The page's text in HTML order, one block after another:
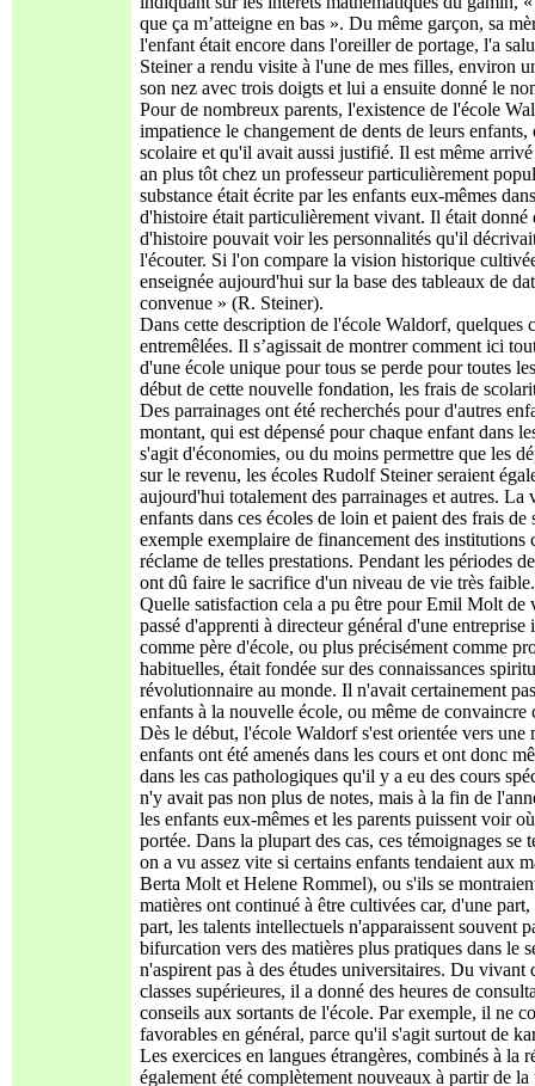
que ça m’atteigne en bas ». Du même garçon, sa
l'enfant était encore dans l'oreiller de portage, l'a
Steiner a rendu visite à l'une de mes filles, environ
son nez avec trois doigts et lui a ensuite donné le
Pour de nombreux parents, l'existence de l'école
impatience le changement de dents de leurs
scolaire et qu'il avait aussi justifié. Il est même
an plus tôt chez un professeur particulièrement
substance était écrite par les enfants eux-mêmes
d'histoire était particulièrement vivant. Il était
d'histoire pouvait voir les personnalités qu'il
l'écouter. Si l'on compare la vision historique
enseignée aujourd'hui sur la base des tableaux de
convenue » (R. Steiner).
Dans cette description de l'école Waldorf, quelques
entremêlées. Il s’agissait de montrer comment ici
d'une école unique pour tous se perde pour toutes
début de cette nouvelle fondation, les frais de
Des parrainages ont été recherchés pour d'autres
montant, qui est dépensé pour chaque enfant dans
s'agit d'économies, ou du moins permettre que les
sur le revenu, les écoles Rudolf Steiner seraient
aujourd'hui totalement des parrainages et autres.
enfants dans ces écoles de loin et paient des frais
exemple exemplaire de financement des
réclame de telles prestations. Pendant les périodes
ont dû faire le sacrifice d'un niveau de vie très faible.
Quelle satisfaction cela a pu être pour Emil Molt de
passé d'apprenti à directeur général d'une
comme père d'école, ou plus précisément comme
habituelles, était fondée sur des connaissances
révolutionnaire au monde. Il n'avait certainement
enfants à la nouvelle école, ou même de
Dès le début, l'école Waldorf s'est orientée vers une
enfants ont été amenés dans les cours et ont donc
dans les cas pathologiques qu'il y a eu des cours
n'y avait pas non plus de notes, mais à la fin de
les enfants eux-mêmes et les parents puissent voir
portée. Dans la plupart des cas, ces témoignages
on a vu assez vite si certains enfants tendaient aux
Berta Molt et Helene Rommel), ou s'ils se
matières ont continué à être cultivées car, d'une
part, les talents intellectuels n'apparaissent souvent
bifurcation vers des matières plus pratiques dans le
n'aspirent pas à des études universitaires. Du
classes supérieures, il a donné des heures de
conseils aux sortants de l'école. Par exemple, il ne
favorables en général, parce qu'il s'agit surtout de
Les exercices en langues étrangères, combinés à
également été complètement nouveaux à partir de